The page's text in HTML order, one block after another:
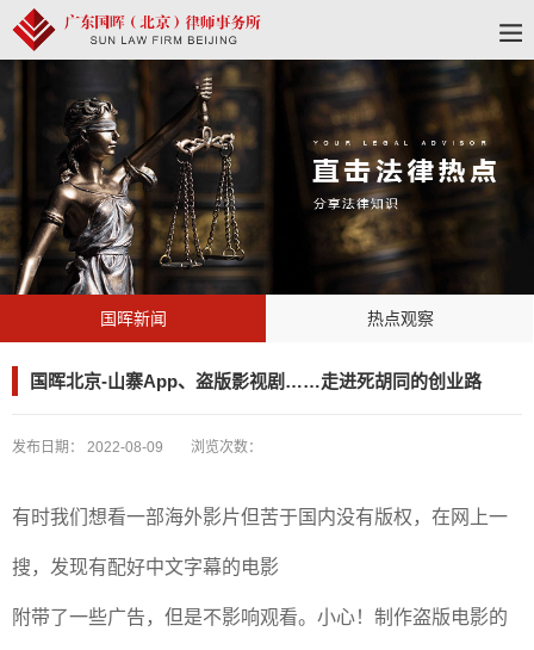
国晖新闻 热点观察
国晖北京-山寨App、盗版影视剧……走进死胡同的创业路
发布日期： 2022-08-09 浏览次数：
有时我们想看一部海外影片但苦于国内没有版权，在网上一
搜，发现有配好中文字幕的电影
附带了一些广告，但是不影响观看。小心！制作盗版电影的